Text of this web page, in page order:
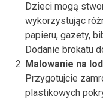
Dzieci mogą
wykorzystując
papieru, gazety,
Dodanie brokatu
Malowanie na
Przygotujcie
plastikowych